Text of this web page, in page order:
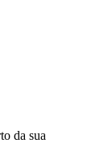
da sua